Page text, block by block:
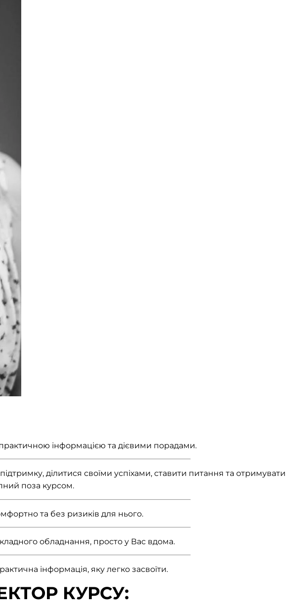
інформацією та дієвими порадами.
ділитися своїми успіхами, ставити питання та отримувати
поза курсом.
та без ризиків для нього.
обладнання, просто у Вас вдома.
інформація, яку легко засвоїти.
КУРСУ: